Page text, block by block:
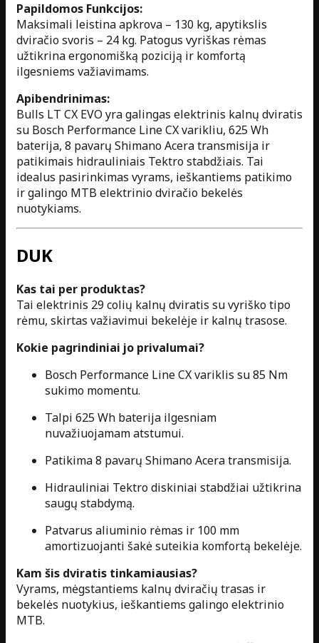
Papildomos Funkcijos:
Maksimali leistina apkrova – 130 kg, apytikslis
dviračio svoris – 24 kg. Patogus vyriškas rėmas
užtikrina ergonomišką poziciją ir komfortą
ilgesniems važiavimams.
Apibendrinimas:
Bulls LT CX EVO yra galingas elektrinis kalnų dviratis
su Bosch Performance Line CX varikliu, 625 Wh
baterija, 8 pavarų Shimano Acera transmisija ir
patikimais hidrauliniais Tektro stabdžiais. Tai
idealus pasirinkimas vyrams, ieškantiems patikimo
ir galingo MTB elektrinio dviračio bekelės
nuotykiams.
DUK
Kas tai per produktas?
Tai elektrinis 29 colių kalnų dviratis su vyriško tipo
rėmu, skirtas važiavimui bekelėje ir kalnų trasose.
Kokie pagrindiniai jo privalumai?
Bosch Performance Line CX variklis su 85 Nm
sukimo momentu.
Talpi 625 Wh baterija ilgesniam
nuvažiuojamam atstumui.
Patikima 8 pavarų Shimano Acera transmisija.
Hidrauliniai Tektro diskiniai stabdžiai užtikrina
saugų stabdymą.
Patvarus aliuminio rėmas ir 100 mm
amortizuojanti šakė suteikia komfortą bekelėje.
Kam šis dviratis tinkamiausias?
Vyrams, mėgstantiems kalnų dviračių trasas ir
bekelės nuotykius, ieškantiems galingo elektrinio
MTB.